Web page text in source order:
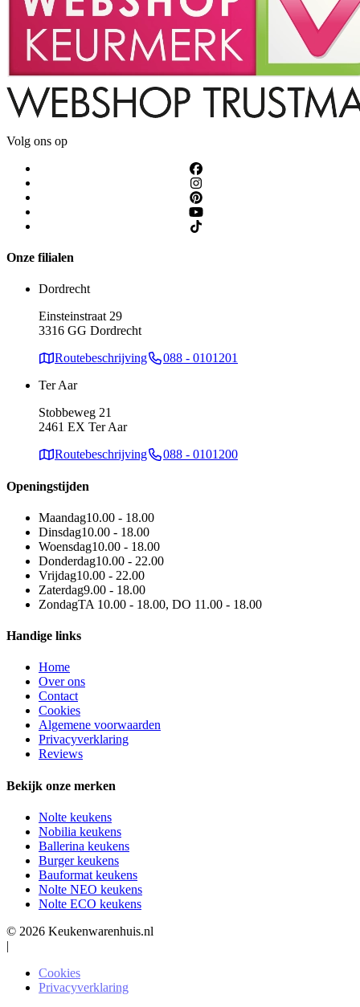
Volg ons op
Onze filialen
Dordrecht
Einsteinstraat 29
3316 GG Dordrecht
Routebeschrijving
088 - 0101201
Ter Aar
Stobbeweg 21
2461 EX Ter Aar
Routebeschrijving
088 - 0101200
Openingstijden
Maandag10.00 - 18.00
Dinsdag10.00 - 18.00
Woensdag10.00 - 18.00
Donderdag10.00 - 22.00
Vrijdag10.00 - 22.00
Zaterdag9.00 - 18.00
ZondagTA 10.00 - 18.00, DO 11.00 - 18.00
Handige links
Home
Over ons
Contact
Cookies
Algemene voorwaarden
Privacyverklaring
Reviews
Bekijk onze merken
Nolte keukens
Nobilia keukens
Ballerina keukens
Burger keukens
Bauformat keukens
Nolte NEO keukens
Nolte ECO keukens
© 2026 Keukenwarenhuis.nl
|
Cookies
Privacyverklaring